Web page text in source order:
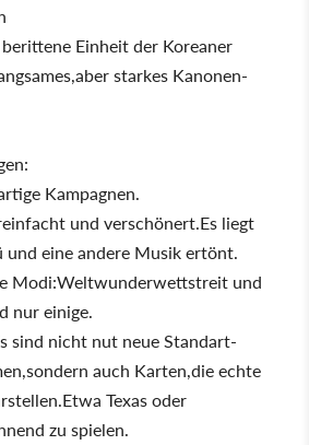
Einheit der Koreaner
starkes Kanonen-
Kampagnen.
und verschönert.Es liegt
und eine andere Musik ertönt.
Modi:Weltwunderwettstreit und
nur einige.
sind nicht nut neue Standart-
auch Karten,die echte
Texas oder
zu spielen.